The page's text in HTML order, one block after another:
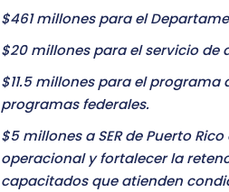
$461 millones para el
$20 millones para el servicio de
$11.5 millones para el
programas federales.
$5 millones a SER de Puerto
operacional y fortalecer la
capacitados que atienden